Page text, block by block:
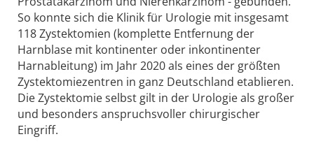
So konnte sich die Klinik für Urologie mit insgesamt
118 Zystektomien (komplette Entfernung der
Harnblase mit kontinenter oder inkontinenter
Harnableitung) im Jahr 2020 als eines der größten
Zystektomiezentren in ganz Deutschland etablieren.
Die Zystektomie selbst gilt in der Urologie als großer
und besonders anspruchsvoller chirurgischer
Eingriff.